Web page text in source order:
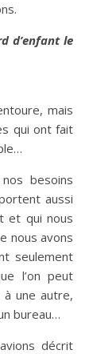
d’enfant le
mais
qui ont fait
besoins
aussi
et qui nous
nous avons
seulement
l’on peut
une autre,
bureau…
décrit